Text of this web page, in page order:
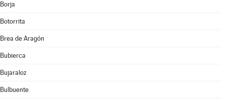
Borja
Botorrita
Brea de Aragón
Bubierca
Bujaraloz
Bulbuente